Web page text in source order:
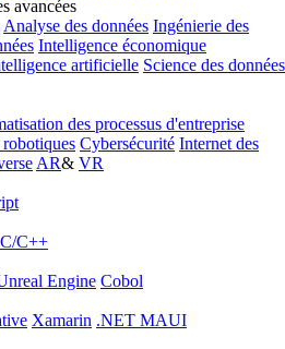
avancées
Analyse des données Ingénierie des
Intelligence économique
artificielle Science des données
des processus d'entreprise
Cybersécurité Internet des
AR& VR
C/C++
Engine Cobol
Xamarin .NET MAUI